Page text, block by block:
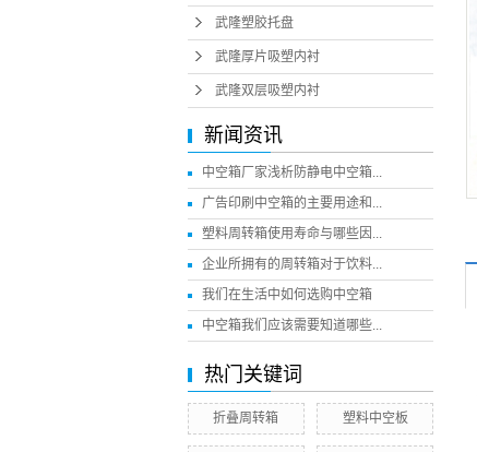
武隆塑胶托盘
武隆厚片吸塑内衬
武隆双层吸塑内衬
新闻资讯
中空箱厂家浅析防静电中空箱...
广告印刷中空箱的主要用途和...
塑料周转箱使用寿命与哪些因...
企业所拥有的周转箱对于饮料...
我们在生活中如何选购中空箱
中空箱我们应该需要知道哪些...
热门关键词
折叠周转箱 塑料中空板